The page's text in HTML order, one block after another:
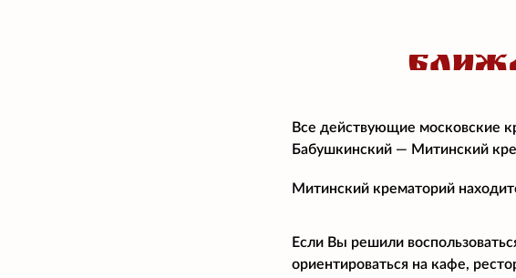
Все действующие московские
Бабушкинский — Митинский
Митинский крематорий
Если Вы решили
ориентироваться на кафе,